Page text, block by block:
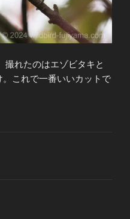
撮れたのはエゾビタキと
これで一番いいカットで